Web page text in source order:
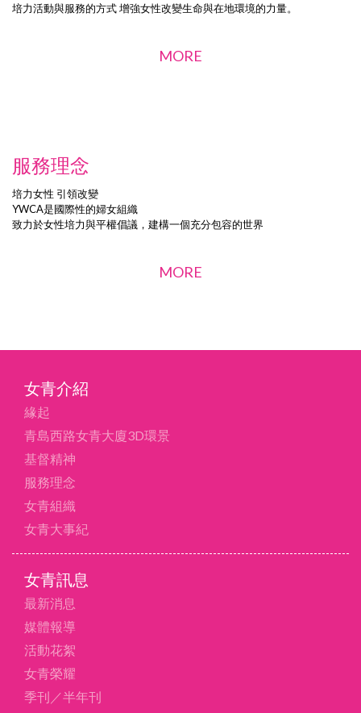
培力活動與服務的方式 增強女性改變生命與在地環境的力量。
MORE
服務理念
培力女性 引領改變
YWCA是國際性的婦女組織
致力於女性培力與平權倡議，建構一個充分包容的世界
MORE
女青介紹
緣起
青島西路女青大廈3D環景
基督精神
服務理念
女青組織
女青大事紀
女青訊息
最新消息
媒體報導
活動花絮
女青榮耀
季刊／半年刊